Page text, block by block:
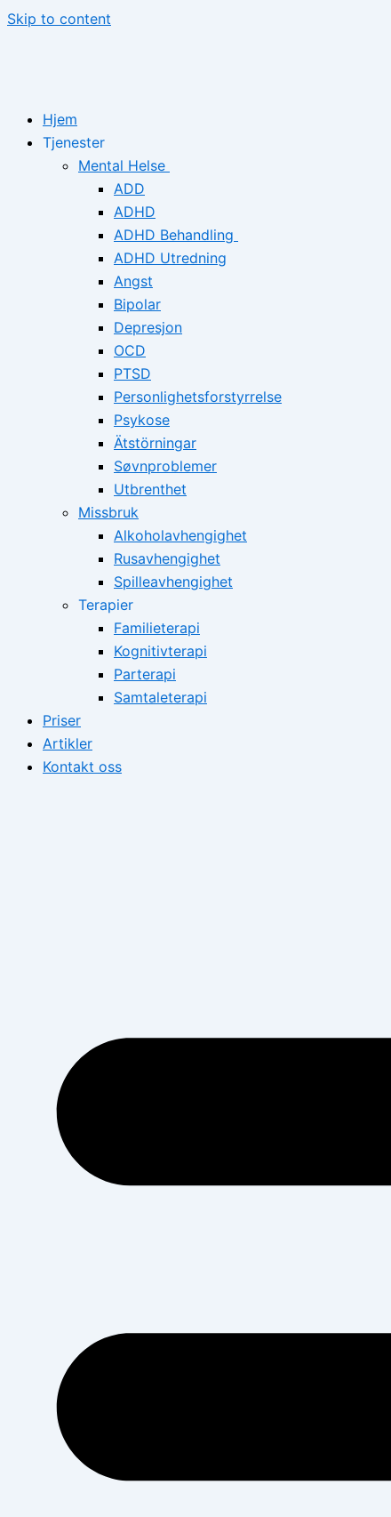
Skip to content
Hjem
Tjenester
Mental Helse
ADD
ADHD
ADHD Behandling
ADHD Utredning
Angst
Bipolar
Depresjon
OCD
PTSD
Personlighetsforstyrrelse
Psykose
Ätstörningar
Søvnproblemer
Utbrenthet
Missbruk
Alkoholavhengighet
Rusavhengighet
Spilleavhengighet
Terapier
Familieterapi
Kognitivterapi
Parterapi
Samtaleterapi
Priser
Artikler
Kontakt oss